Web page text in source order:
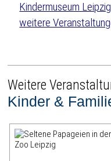
weitere
Weitere
Kinder &